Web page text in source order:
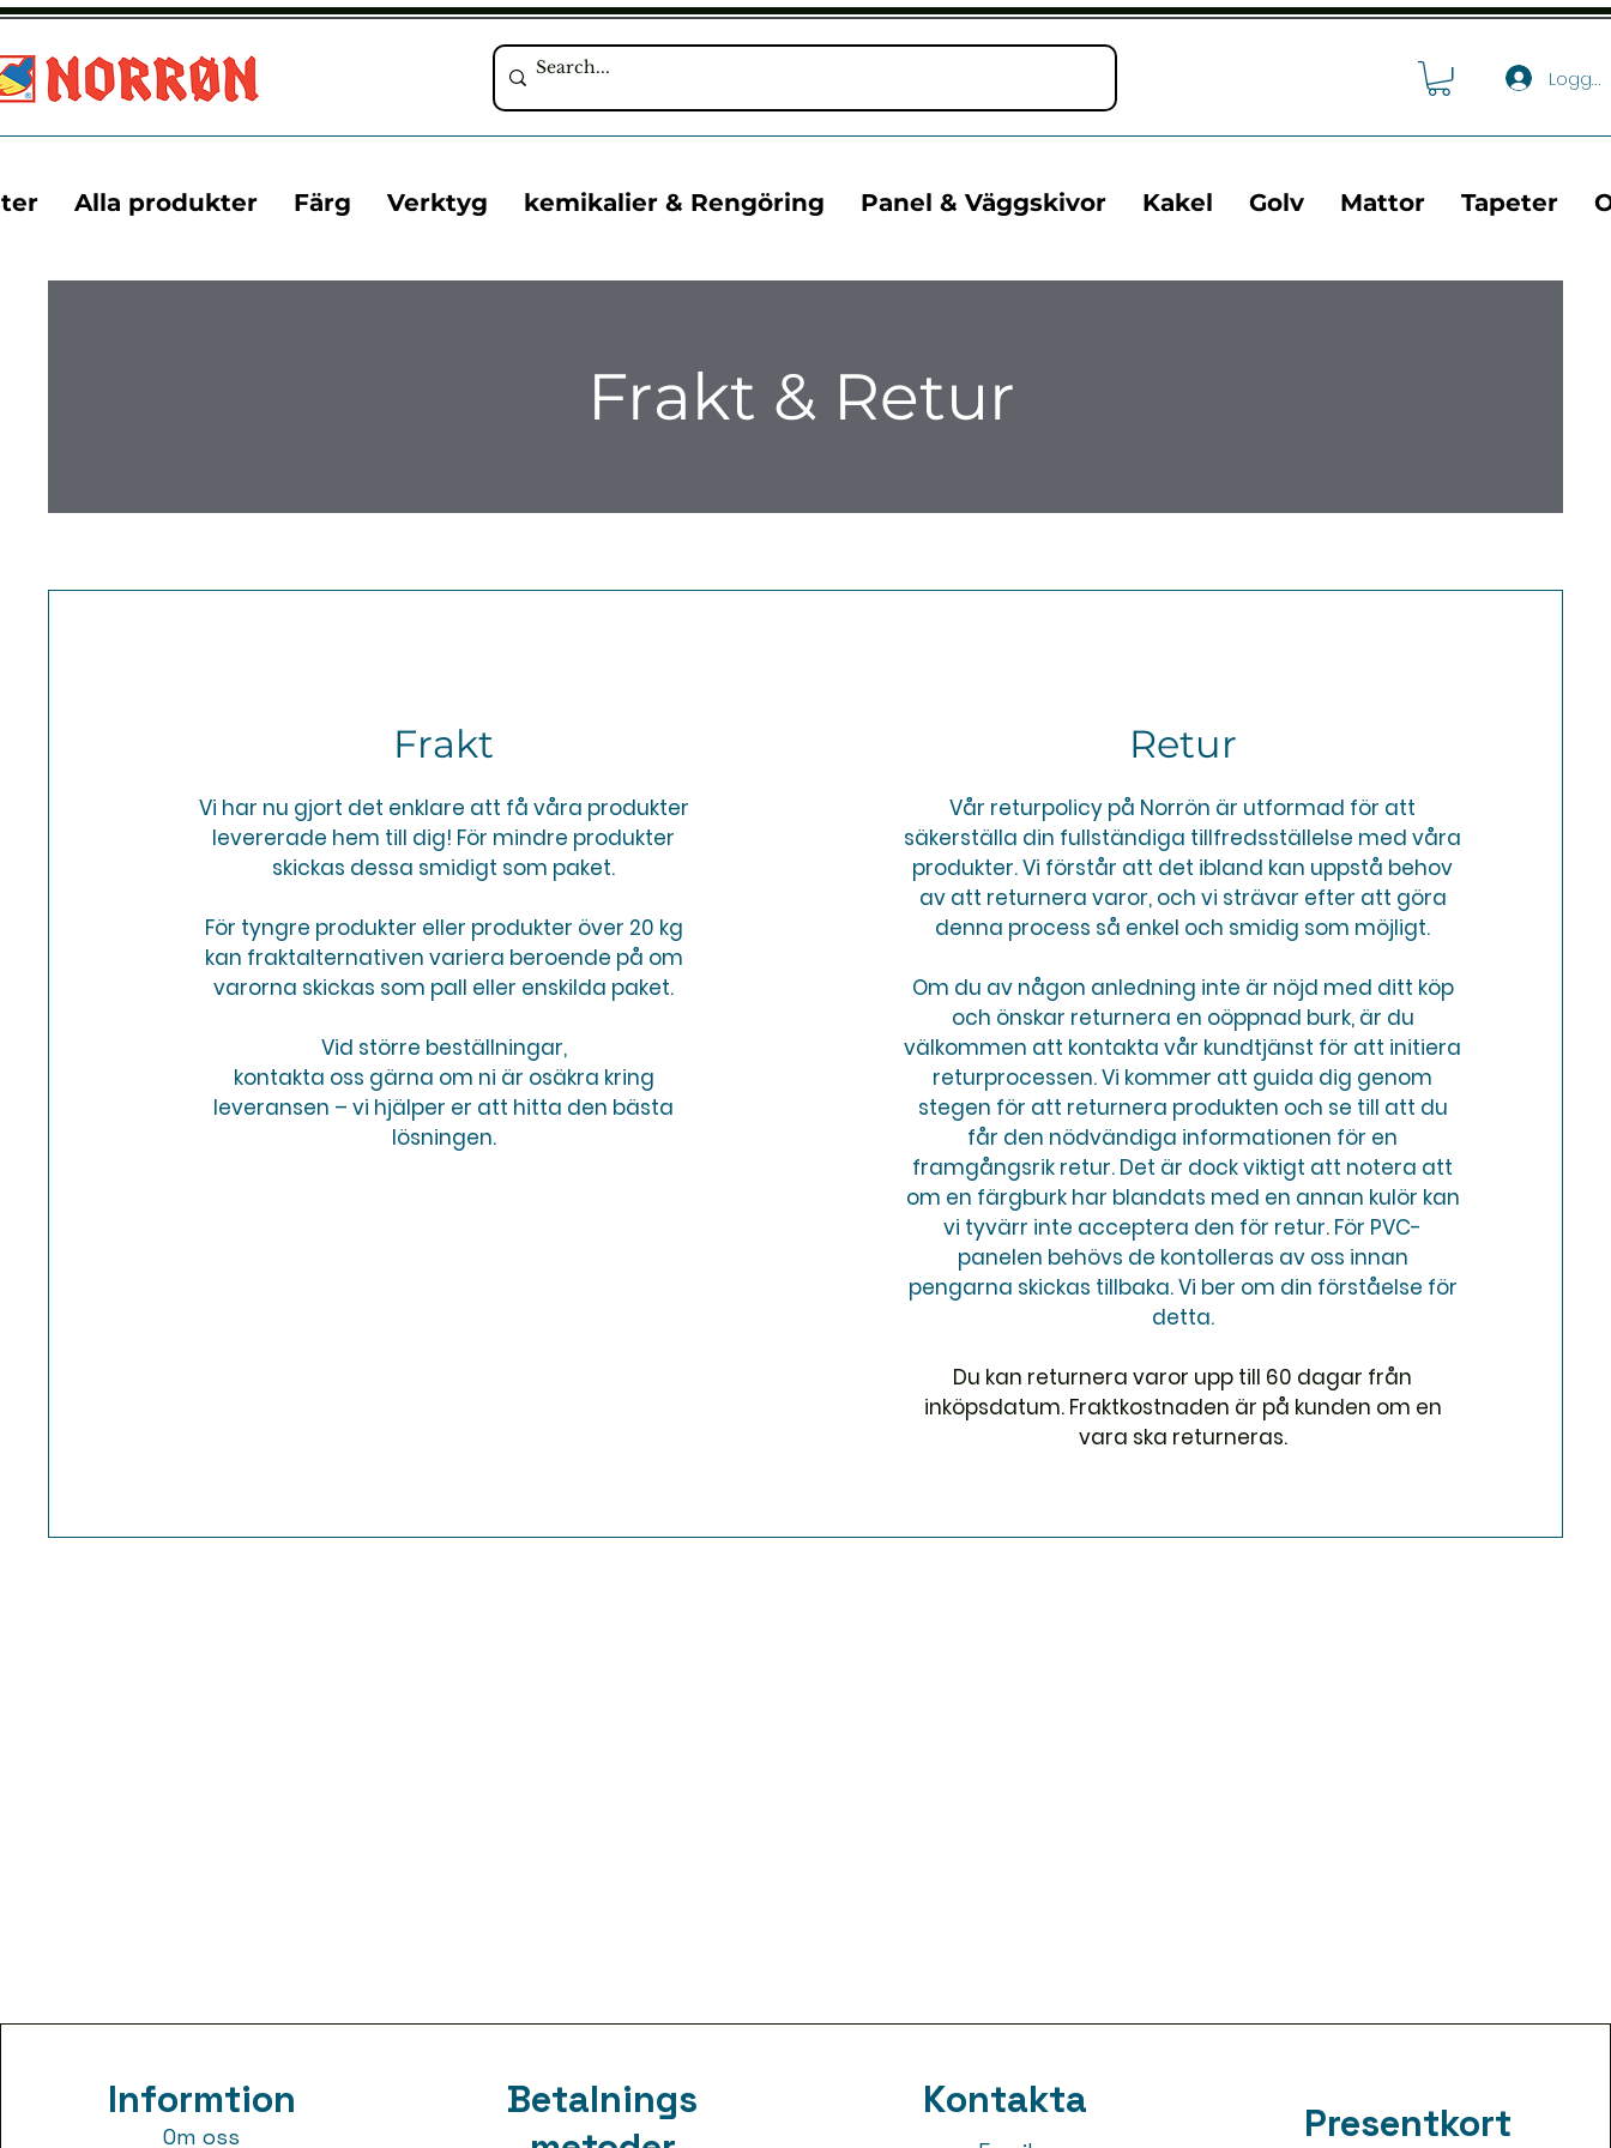
Alla produkter Färg Verktyg kemikalier & Rengöring Panel & Väggskivor Kakel Golv Mattor Tapeter
Logga
Frakt & Retur
Frakt
Vi har nu gjort det enklare att få våra produkter
levererade hem till dig! För mindre produkter
skickas dessa smidigt som paket.
För tyngre produkter eller produkter över 20 kg
kan fraktalternativen variera beroende på om
varorna skickas som pall eller enskilda paket.
Vid större beställningar,
kontakta oss gärna om ni är osäkra kring
leveransen – vi hjälper er att hitta den bästa
lösningen.
Retur
Vår returpolicy på Norrön är utformad för att
säkerställa din fullständiga tillfredsställelse med våra
produkter. Vi förstår att det ibland kan uppstå behov
av att returnera varor, och vi strävar efter att göra
denna process så enkel och smidig som möjligt.
Om du av någon anledning inte är nöjd med ditt köp
och önskar returnera en oöppnad burk, är du
välkommen att kontakta vår kundtjänst för att initiera
returprocessen. Vi kommer att guida dig genom
stegen för att returnera produkten och se till att du
får den nödvändiga informationen för en
framgångsrik retur. Det är dock viktigt att notera att
om en färgburk har blandats med en annan kulör kan
vi tyvärr inte acceptera den för retur. För PVC-
panelen behövs de kontolleras av oss innan
pengarna skickas tillbaka. Vi ber om din förståelse för
detta.
Du kan returnera varor upp till 60 dagar från
inköpsdatum. Fraktkostnaden är på kunden om en
vara ska returneras.
Informtion
Om oss
Betalnings
Kontakta Presentkort